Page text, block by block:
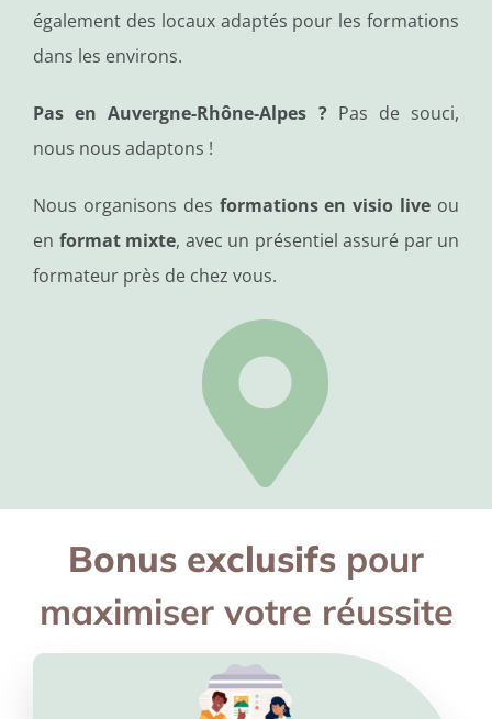
également des locaux adaptés pour les formations
dans les environs.
Pas en Auvergne-Rhône-Alpes ?Pas de souci,
nous nous adaptons !
Nous organisons des formations en visio live ou
en format mixte, avec un présentiel assuré par un
formateur près de chez vous.
Bonus exclusifs pour
maximiser votre réussite